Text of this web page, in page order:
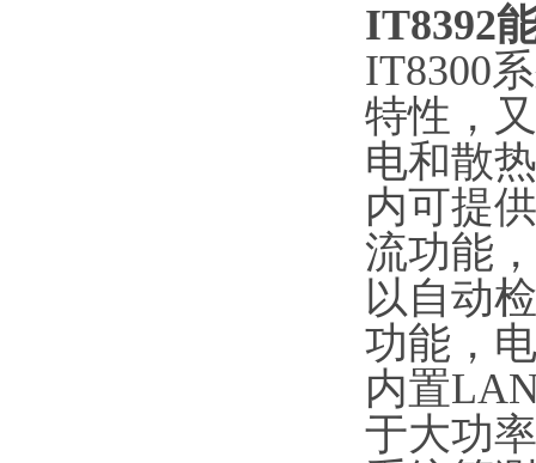
IT8392
IT8300
特性，
电和散
内可提
流功能
以自动
功能，
内置
于大功